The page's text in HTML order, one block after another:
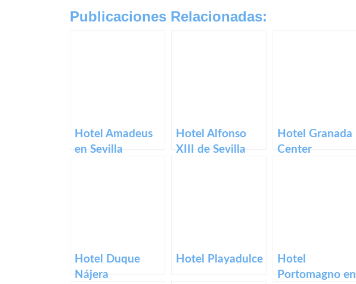
Publicaciones Relacionadas:
Hotel Amadeus
en Sevilla
Hotel Alfonso
XIII de Sevilla
Hotel Granada
Center
Hotel Duque
Nájera
Hotel Playadulce
Hotel
Portomagno en